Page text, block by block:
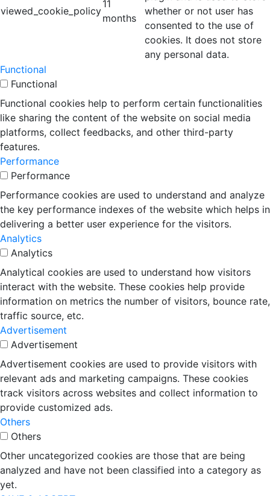
viewed_cookie_policy
11
months
whether or not user has
consented to the use of
cookies. It does not store
any personal data.
Functional
Functional
Functional cookies help to perform certain functionalities
like sharing the content of the website on social media
platforms, collect feedbacks, and other third-party
features.
Performance
Performance
Performance cookies are used to understand and analyze
the key performance indexes of the website which helps in
delivering a better user experience for the visitors.
Analytics
Analytics
Analytical cookies are used to understand how visitors
interact with the website. These cookies help provide
information on metrics the number of visitors, bounce rate,
traffic source, etc.
Advertisement
Advertisement
Advertisement cookies are used to provide visitors with
relevant ads and marketing campaigns. These cookies
track visitors across websites and collect information to
provide customized ads.
Others
Others
Other uncategorized cookies are those that are being
analyzed and have not been classified into a category as
yet.